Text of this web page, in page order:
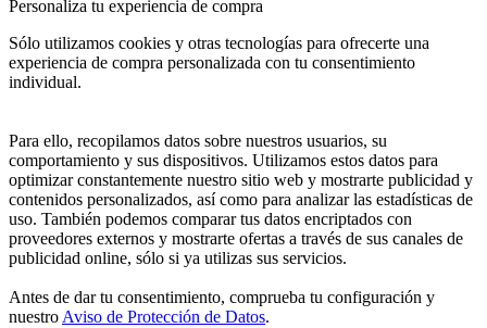
Personaliza tu experiencia de compra
Sólo utilizamos cookies y otras tecnologías para ofrecerte una
experiencia de compra personalizada con tu consentimiento
individual.
Para ello, recopilamos datos sobre nuestros usuarios, su
comportamiento y sus dispositivos. Utilizamos estos datos para
optimizar constantemente nuestro sitio web y mostrarte publicidad y
contenidos personalizados, así como para analizar las estadísticas de
uso. También podemos comparar tus datos encriptados con
proveedores externos y mostrarte ofertas a través de sus canales de
publicidad online, sólo si ya utilizas sus servicios.
Antes de dar tu consentimiento, comprueba tu configuración y
nuestro Aviso de Protección de Datos.